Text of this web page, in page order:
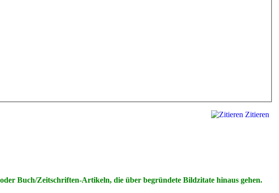
Zitieren
Buch/Zeitschriften-Artikeln, die über begründete Bildzitate hinaus gehen.